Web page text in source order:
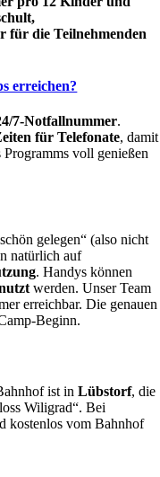
für die Teilnehmenden
erreichen?
7-Notfallnummer.
für Telefonate, damit
voll genießen
gelegen“ (also nicht
natürlich auf
. Handys können
werden. Unser Team
erreichbar. Die genauen
Beginn.
ist in Lübstorf, die
Wiligrad“. Bei
kostenlos vom Bahnhof